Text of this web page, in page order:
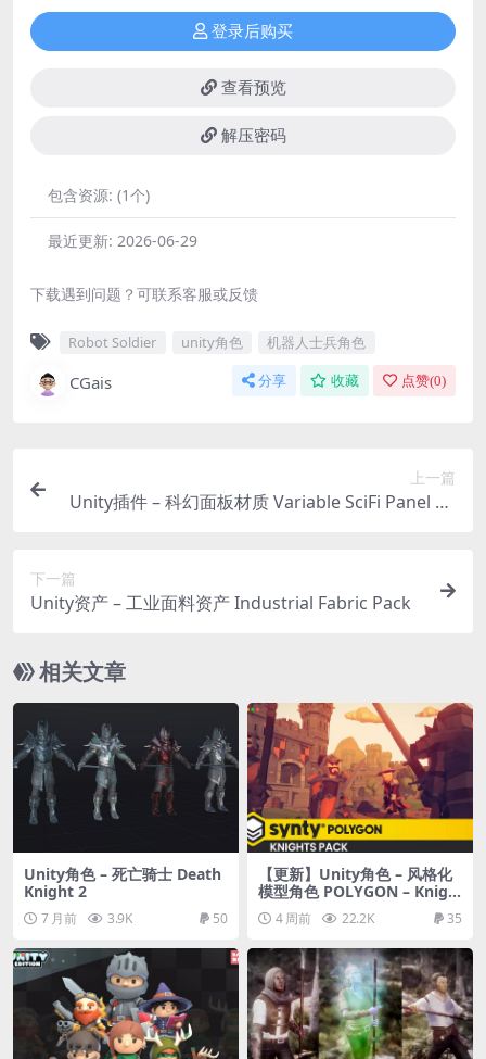
登录后购买
查看预览
解压密码
包含资源: (1个)
最近更新: 2026-06-29
下载遇到问题？可联系客服或反馈
Robot Soldier unity角色 机器人士兵角色
CGais 分享 收藏 点赞(0)
上一篇
Unity插件 – 科幻面板材质 Variable SciFi Panel Su
下一篇
Unity资产 – 工业面料资产 Industrial Fabric Pack
相关文章
Unity角色 – 死亡骑士 Death
Knight 2
7 月前 3.9K 50
【更新】Unity角色 – 风格化
模型角色 POLYGON – Knigh
ts Pack – Art by Synty
4 周前 22.2K 35